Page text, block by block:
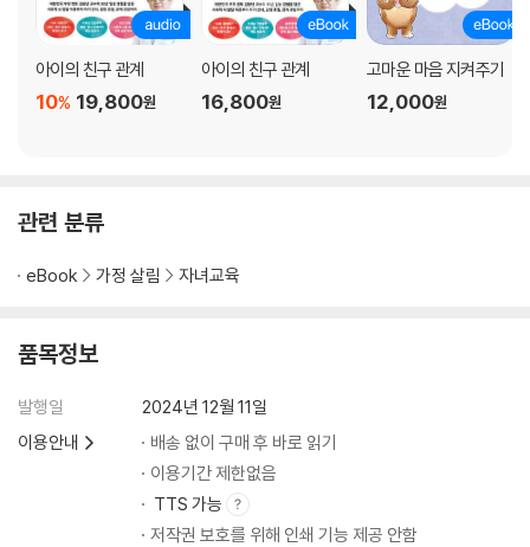
23 학교라는 안전 울타리
Part 4 마음먹은 대로 행동할 수 있게 하는 실행 지능
27 칭찬의 기술
29 부정적 기억을 몰아내는 의지력 회로
아이의 친구 관계
19,800원
10%
아이의 친구 관계
16,800원
고마운 마음 지켜주기
12,000원
관련 분류
eBook 가정 살림 자녀교육
품목정보
발행일
2024년 12월 11일
이용안내
배송 없이 구매 후 바로 읽기
이용기간 제한없음
TTS 가능
저작권 보호를 위해 인쇄 기능 제공 안함